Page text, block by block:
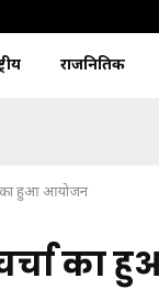
राजनितिक
का हुआ आयोजन
का